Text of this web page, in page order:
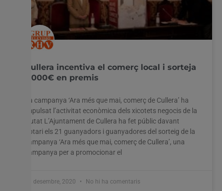
Cullera incentiva el comerç local i sorteja
7.000€ en premis
La campanya ‘Ara més que mai, comerç de Cullera’ ha
impulsat l’activitat econòmica dels xicotets negocis de la
ciutat L’Ajuntament de Cullera ha fet públic davant
notari els 21 guanyadors i guanyadores del sorteig de la
campanya ‘Ara més que mai, comerç de Cullera’, una
campanya per a promocionar el
11 desembre, 2020 No hi ha comentaris